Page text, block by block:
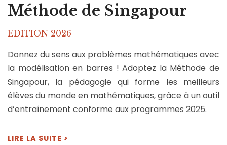
Méthode de Singapour
EDITION 2026
Donnez du sens aux problèmes mathématiques avec
la modélisation en barres ! Adoptez la Méthode de
Singapour, la pédagogie qui forme les meilleurs
élèves du monde en mathématiques, grâce à un outil
d’entraînement conforme aux programmes 2025.
LIRE LA SUITE >